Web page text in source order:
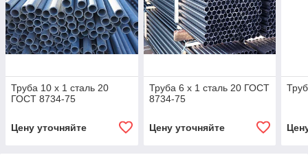
Труба 10 х 1 сталь 20
ГОСТ 8734-75
Цену уточняйте
Труба 6 х 1 сталь 20 ГОСТ
8734-75
Цену уточняйте